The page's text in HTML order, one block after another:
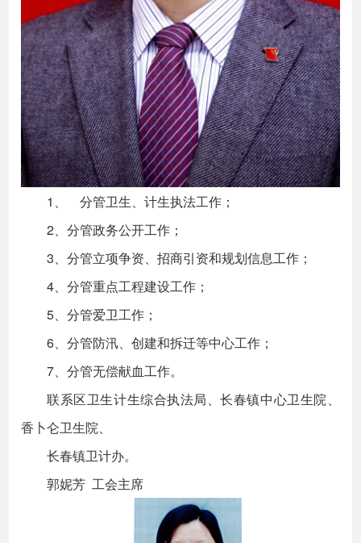
1、 分管卫生、计生执法工作；
2、分管政务公开工作；
3、分管立项争资、招商引资和规划信息工作；
4、分管重点工程建设工作；
5、分管爱卫工作；
6、分管防汛、创建和拆迁等中心工作；
7、分管无偿献血工作。
联系区卫生计生综合执法局、长春镇中心卫生院、
香卜仑卫生院、
长春镇卫计办。
郭妮芳 工会主席